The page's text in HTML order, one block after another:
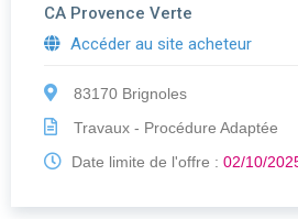
CA Provence Verte
Accéder au site acheteur
83170 Brignoles
Travaux - Procédure Adaptée
Date limite de l'offre : 02/10/